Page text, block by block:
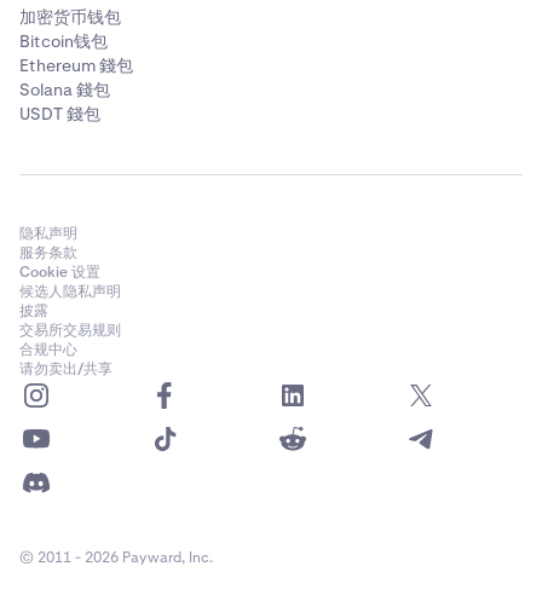
6 最后，点击
加密货币钱包
Bitcoin钱包
Ethereum 錢包
Solana 錢包
USDT 錢包
隐私声明
服务条款
Cookie 设置
候选人隐私声明
披露
交易所交易规则
合规中心
请勿卖出/共享
© 2011 - 2026 Payward, Inc.